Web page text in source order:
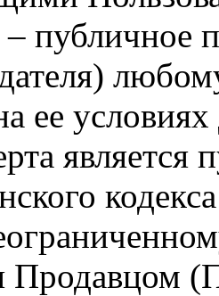
публичное
ее
является
Продавцом